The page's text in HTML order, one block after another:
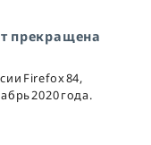
прекращена
Firefox 84,
2020 года.